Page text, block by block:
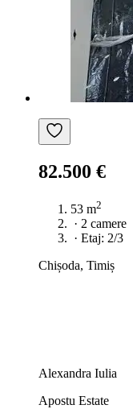
82.500 €
53 m2
· 2 camere
· Etaj: 2/3
Chișoda, Timiș
Alexandra Iulia
Apostu Estate